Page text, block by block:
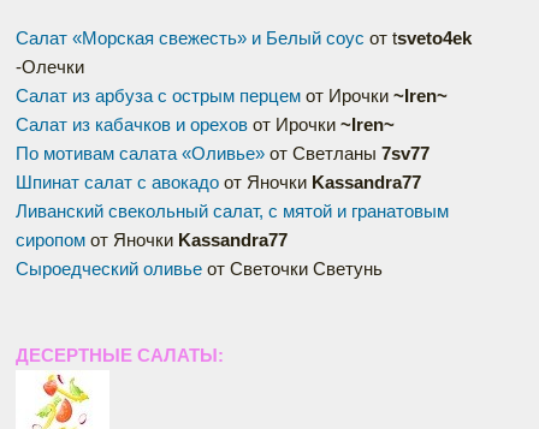
Салат «Морская свежесть» и Белый соус от tsveto4ek
-Олечки
Салат из арбуза с острым перцем от Ирочки ~Iren~
Салат из кабачков и орехов от Ирочки ~Iren~
По мотивам салата «Оливье» от Светланы 7sv77
Шпинат салат с авокадо от Яночки Kassandra77
Ливанский свекольный салат, с мятой и гранатовым
сиропом от Яночки Kassandra77
Сыроедческий оливье от Светочки Светунь
ДЕСЕРТНЫЕ САЛАТЫ: